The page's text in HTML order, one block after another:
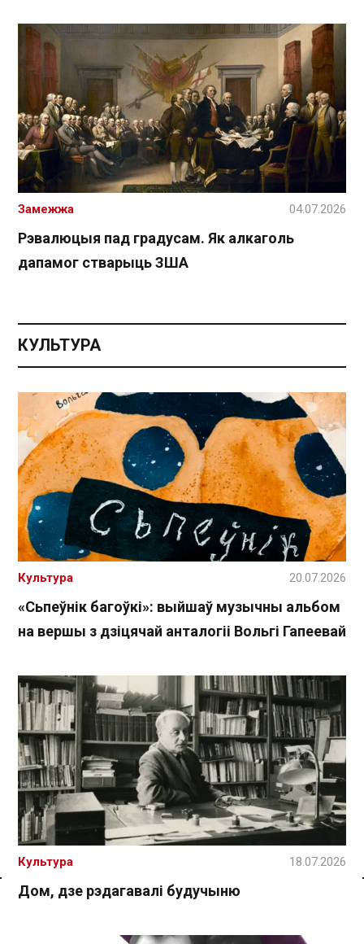
Спасылка без VPN
Рэвалюцыя пад градусам. Як алкаголь
дапамог стварыць ЗША
Замежжа 04.07.2026
КУЛЬТУРА
«Сьпеўнік багоўкі»: выйшаў музычны альбом
на вершы з дзіцячай анталогіі Вольгі Гапеевай
Культура 20.07.2026
Дом, дзе рэдагавалі будучыню
Культура 18.07.2026